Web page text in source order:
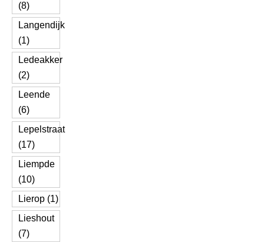
(8)
Langendijk
(1)
Ledeakker
(2)
Leende
(6)
Lepelstraat
(17)
Liempde
(10)
Lierop (1)
Lieshout
(7)